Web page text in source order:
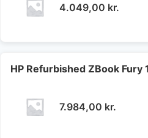
4.049,00 kr.
HP Refurbished ZBook Fury
7.984,00 kr.